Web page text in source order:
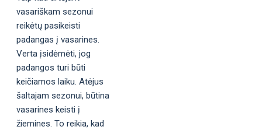
vasariškam sezonui
reikėtų pasikeisti
padangas į vasarines.
Verta įsidėmėti, jog
padangos turi būti
keičiamos laiku. Atėjus
šaltajam sezonui, būtina
vasarines keisti į
žiemines. To reikia, kad